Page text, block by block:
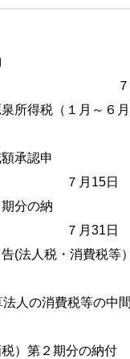
10
所得税（１月～６
承認申
日
分の納
日
(法人税・消費税等
法人の消費税等
計画税）第２期